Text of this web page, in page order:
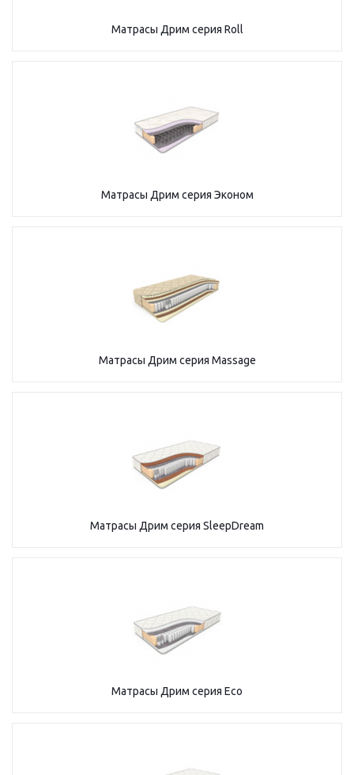
Матрасы Дрим серия Roll
Матрасы Дрим серия Эконом
Матрасы Дрим серия Massage
Матрасы Дрим серия SleepDream
Матрасы Дрим серия Eco